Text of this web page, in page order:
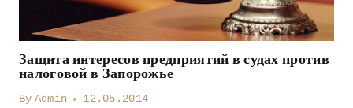
Защита интересов предприятий в судах против
налоговой в Запорожье
By Admin 12.05.2014